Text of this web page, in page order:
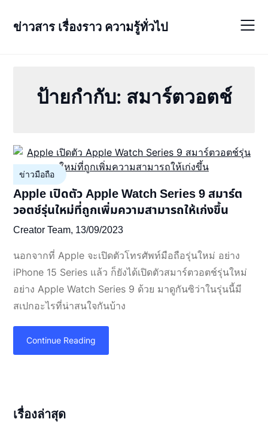
ข่าวสาร เรื่องราว ความรู้ทั่วไป
ป้ายกำกับ: สมาร์ตวอตช์
ข่าวมือถือ
Apple เปิดตัว Apple Watch Series 9 สมาร์ต
วอตช์รุ่นใหม่ที่ถูกเพิ่มความสามารถให้เก่งขึ้น
Creator Team, 13/09/2023
นอกจากที่ Apple จะเปิดตัวโทรศัพท์มือถือรุ่นใหม่ อย่าง
iPhone 15 Series แล้ว ก็ยังได้เปิดตัวสมาร์ตวอตช์รุ่นใหม่
อย่าง Apple Watch Series 9 ด้วย มาดูกันซิว่าในรุ่นนี้มี
สเปกอะไรที่น่าสนใจกันบ้าง
Continue Reading
เรื่องล่าสุด